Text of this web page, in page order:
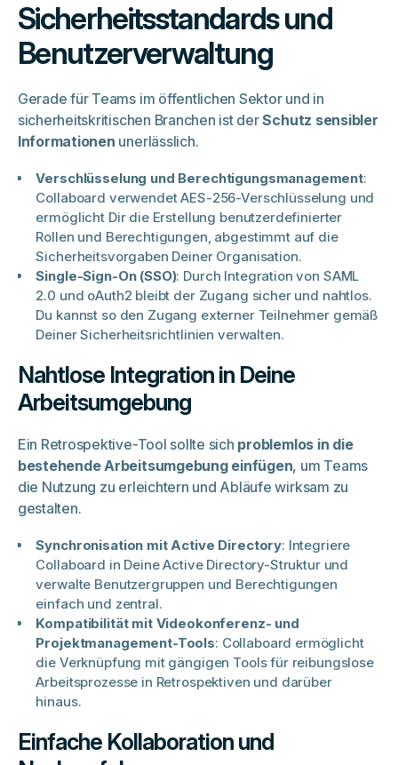
Sicherheitsstandards und
Benutzerverwaltung
Gerade für Teams im öffentlichen Sektor und in
sicherheitskritischen Branchen ist derSchutz sensibler
Informationen unerlässlich.
Verschlüsselung und Berechtigungsmanagement:
Collaboard verwendet AES-256-Verschlüsselung und
ermöglicht Dir die Erstellung benutzerdefinierter
Rollen und Berechtigungen, abgestimmt auf die
Sicherheitsvorgaben Deiner Organisation.
Single-Sign-On (SSO): Durch Integration von SAML
2.0 und oAuth2 bleibt der Zugang sicher und nahtlos.
Du kannst so den Zugang externer Teilnehmer gemäß
Deiner Sicherheitsrichtlinien verwalten.
Nahtlose Integration in Deine
Arbeitsumgebung
Ein Retrospektive-Tool sollte sich problemlos in die
bestehende Arbeitsumgebung einfügen, um Teams
die Nutzung zu erleichtern und Abläufe wirksam zu
gestalten.
Synchronisation mit Active Directory: Integriere
Collaboard in Deine Active Directory-Struktur und
verwalte Benutzergruppen und Berechtigungen
einfach und zentral.
Kompatibilität mit Videokonferenz- und
Projektmanagement-Tools: Collaboard ermöglicht
die Verknüpfung mit gängigen Tools für reibungslose
Arbeitsprozesse in Retrospektiven und darüber
hinaus.
Einfache Kollaboration und